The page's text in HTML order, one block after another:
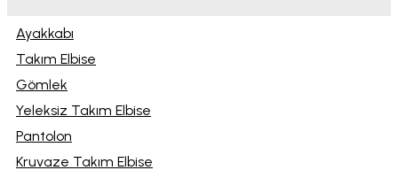
Ayakkabı
Takım Elbise
Gömlek
Yeleksiz Takım Elbise
Pantolon
Kruvaze Takım Elbise